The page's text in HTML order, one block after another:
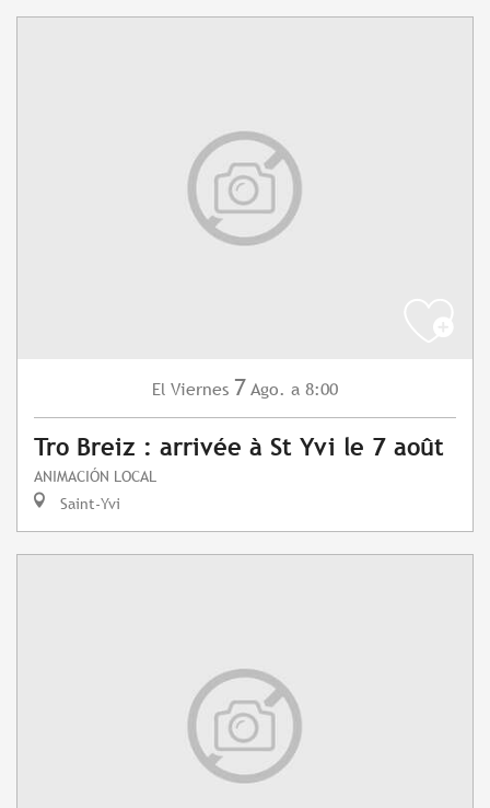
El Viernes 7 Ago. a 8:00
Tro Breiz : arrivée à St Yvi le 7 août
ANIMACIÓN LOCAL
Saint-Yvi